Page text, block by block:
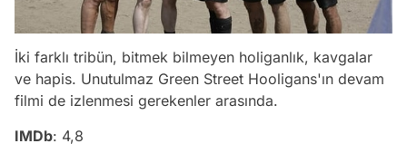
İki farklı tribün, bitmek bilmeyen holiganlık, kavgalar
ve hapis. Unutulmaz Green Street Hooligans'ın devam
filmi de izlenmesi gerekenler arasında.
IMDb: 4,8